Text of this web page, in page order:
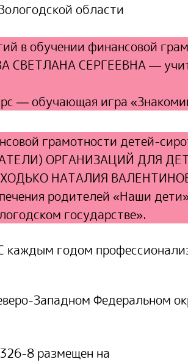
области
в обучении финансовой
СЕРГЕЕВНА —
— обучающая игра
грамотности детей-
ОРГАНИЗАЦИЙ ДЛЯ
НАТАЛИЯ
родителей «Наши
государстве».
каждым годом
Западном Федеральном
8 размещен на